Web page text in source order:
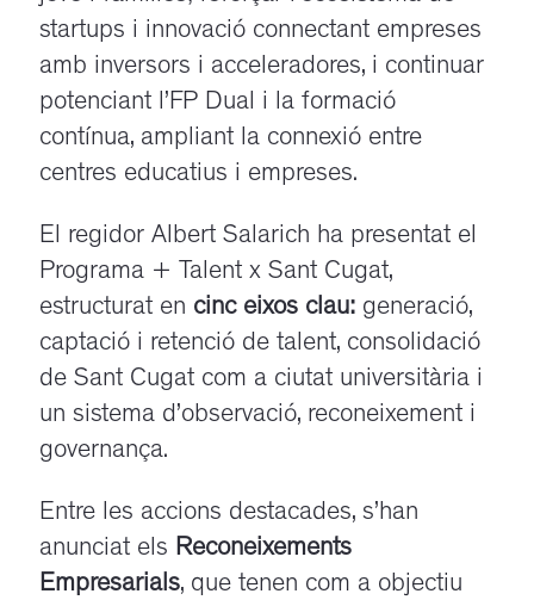
startups i innovació connectant empreses
amb inversors i acceleradores, i continuar
potenciant l’FP Dual i la formació
contínua, ampliant la connexió entre
centres educatius i empreses.
El regidor Albert Salarich ha presentat el
Programa + Talent x Sant Cugat,
estructurat en cinc eixos clau: generació,
captació i retenció de talent, consolidació
de Sant Cugat com a ciutat universitària i
un sistema d’observació, reconeixement i
governança.
Entre les accions destacades, s’han
anunciat els Reconeixements
Empresarials, que tenen com a objectiu